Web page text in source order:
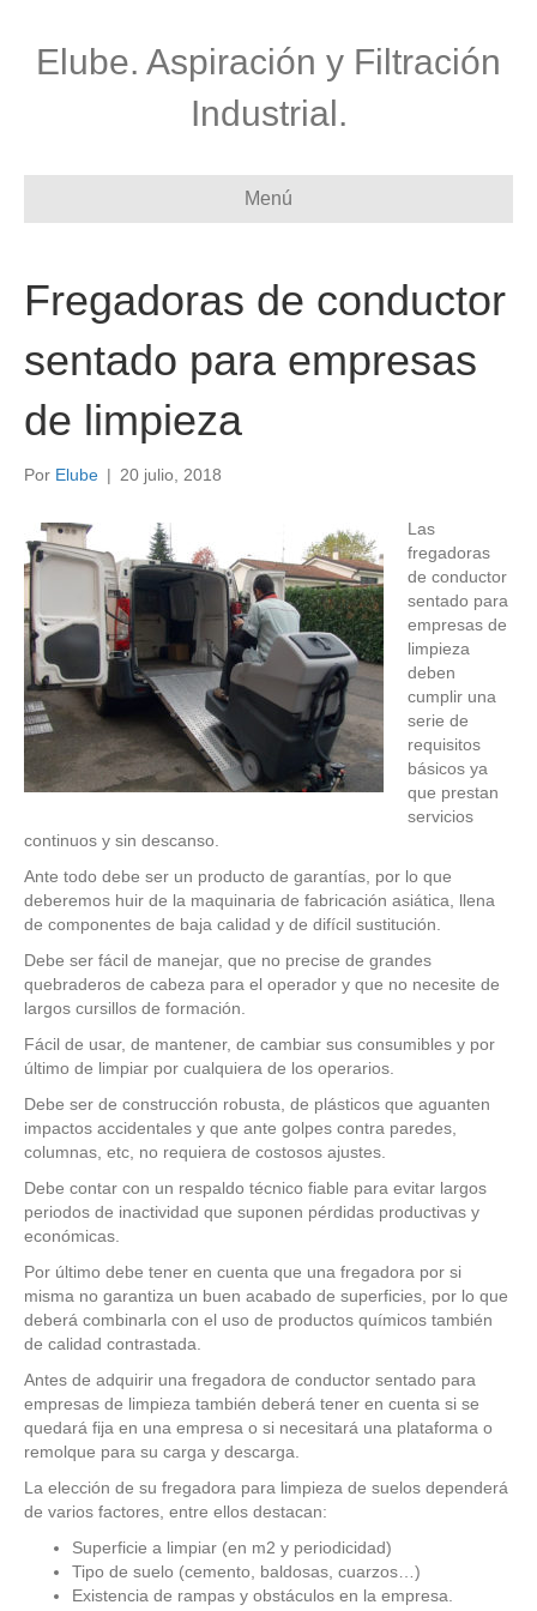
Elube. Aspiración y Filtración
Industrial.
Menú
Fregadoras de conductor
sentado para empresas
de limpieza
Por Elube | 20 julio, 2018
Las
fregadoras
de conductor
sentado para
empresas de
limpieza
deben
cumplir una
serie de
requisitos
básicos ya
que prestan
servicios
continuos y sin descanso.
Ante todo debe ser un producto de garantías, por lo que
deberemos huir de la maquinaria de fabricación asiática, llena
de componentes de baja calidad y de difícil sustitución.
Debe ser fácil de manejar, que no precise de grandes
quebraderos de cabeza para el operador y que no necesite de
largos cursillos de formación.
Fácil de usar, de mantener, de cambiar sus consumibles y por
último de limpiar por cualquiera de los operarios.
Debe ser de construcción robusta, de plásticos que aguanten
impactos accidentales y que ante golpes contra paredes,
columnas, etc, no requiera de costosos ajustes.
Debe contar con un respaldo técnico fiable para evitar largos
periodos de inactividad que suponen pérdidas productivas y
económicas.
Por último debe tener en cuenta que una fregadora por si
misma no garantiza un buen acabado de superficies, por lo que
deberá combinarla con el uso de productos químicos también
de calidad contrastada.
Antes de adquirir una fregadora de conductor sentado para
empresas de limpieza también deberá tener en cuenta si se
quedará fija en una empresa o si necesitará una plataforma o
remolque para su carga y descarga.
La elección de su fregadora para limpieza de suelos dependerá
de varios factores, entre ellos destacan:
Superficie a limpiar (en m2 y periodicidad)
Tipo de suelo (cemento, baldosas, cuarzos…)
Existencia de rampas y obstáculos en la empresa.